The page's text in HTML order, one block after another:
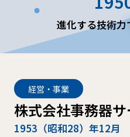
このサ
進化する技術
経営・事業
株式会社事務器
1953（昭和28）年12月